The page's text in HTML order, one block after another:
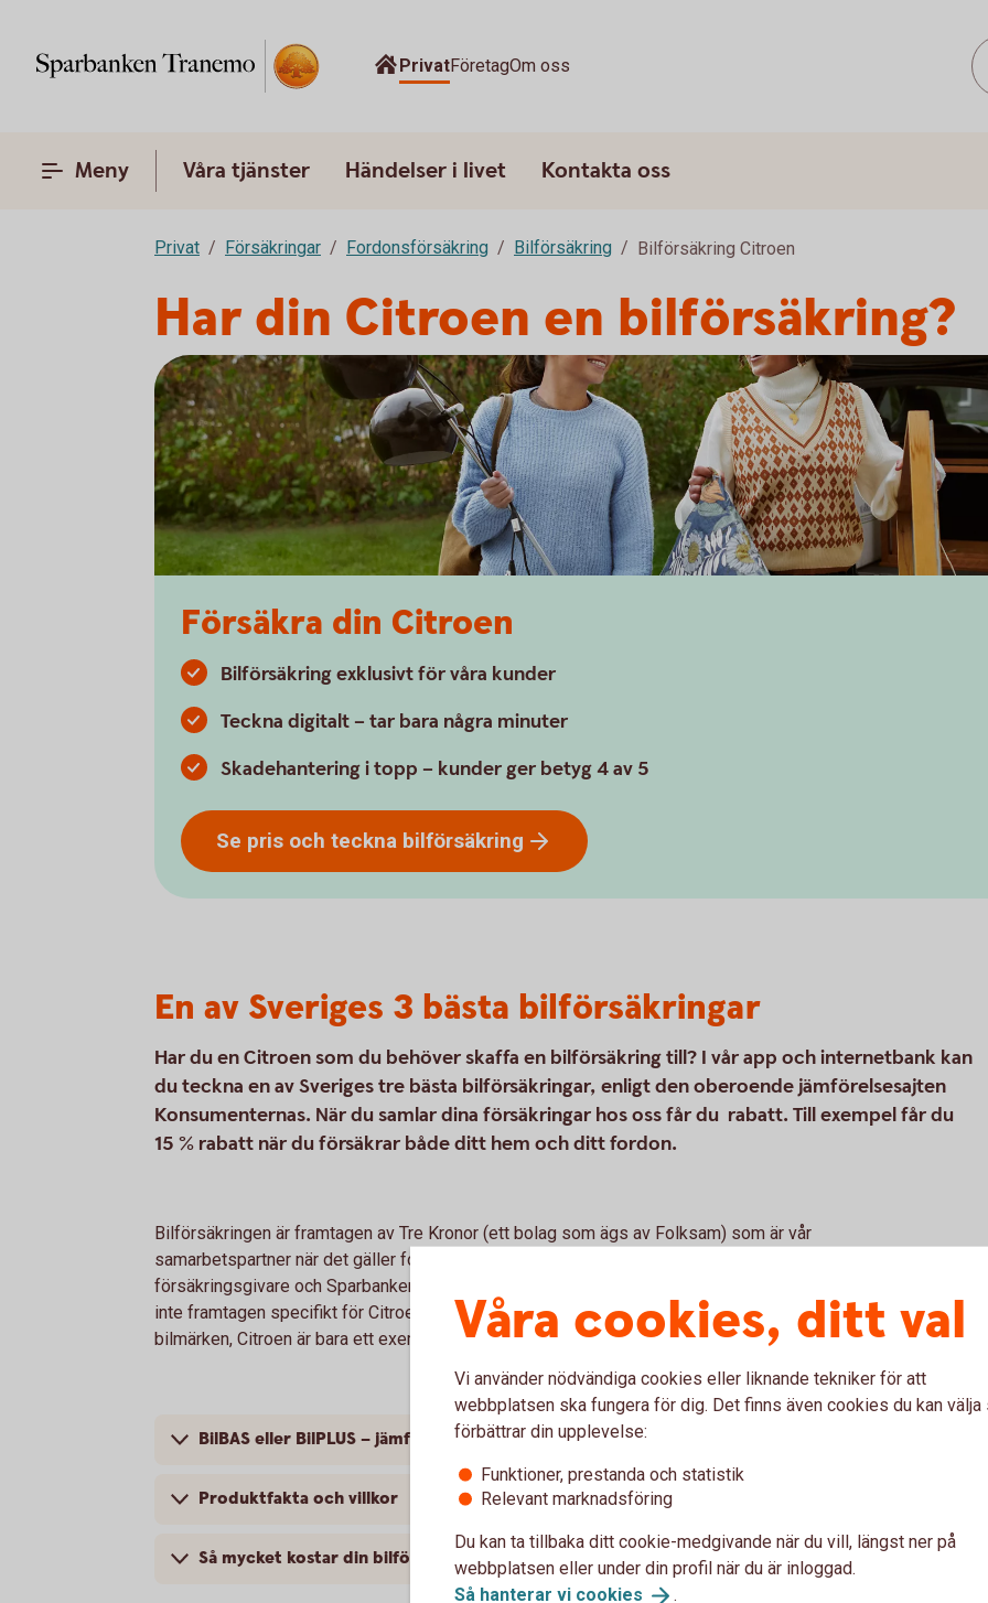
PrivatFöretagOm oss
Meny Våra tjänster Händelser i livet Kontakta oss
Privat Försäkringar Fordonsförsäkring Bilförsäkring Bilförsäkring Citroen
Har din Citroen en bilförsäkring?
Försäkra din Citroen
Bilförsäkring exklusivt för våra kunder
Teckna digitalt – tar bara några minuter
Skadehantering i topp – kunder ger betyg 4 av 5
Se pris och teckna bilförsäkring
En av Sveriges 3 bästa bilförsäkringar
Har du en Citroen som du behöver skaffa en bilförsäkring till? I vår app och internetbank kan
du teckna en av Sveriges tre bästa bilförsäkringar, enligt den oberoende jämförelsesajten
Konsumenternas. När du samlar dina försäkringar hos oss får du rabatt. Till exempel får du
15 % rabatt när du försäkrar både ditt hem och ditt fordon.
Bilförsäkringen är framtagen av Tre Kronor (ett bolag som ägs av Folksam) som är vår
samarbetspartner när det gäller fordonsförsäkringar. Tre Kronor Försäkring AB är
försäkringsgivare och Sparbanken Tranemo är försäkringsförmedlare. Bilförsäkringen är
inte framtagen specifikt för Citroen; bilförsäkringen vi erbjuder kan tecknas för alla
bilmärken, Citroen är bara ett exempel.
BilBAS eller BilPLUS – jämför innehåll
Produktfakta och villkor
Så mycket kostar din bilförsäkring
Våra cookies, ditt val
Vi använder nödvändiga cookies eller liknande tekniker för att
webbplatsen ska fungera för dig. Det finns även cookies du kan välja
förbättrar din upplevelse:
Funktioner, prestanda och statistik
Relevant marknadsföring
Du kan ta tillbaka ditt cookie-medgivande när du vill, längst ner på
webbplatsen eller under din profil när du är inloggad.
Så hanterar vi cookies .